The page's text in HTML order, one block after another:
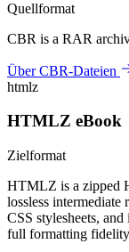
Quellformat
CBR is a RAR
Über CBR-Dateien
htmlz
HTMLZ eBook
Zielformat
HTMLZ is a zipped
lossless intermediate
CSS stylesheets,
full formatting